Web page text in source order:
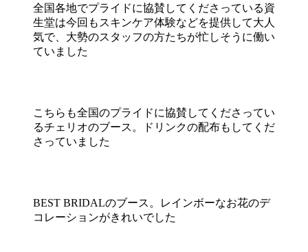
全国各地でプライドに協賛してくださっている資
生堂は今回もスキンケア体験などを提供して大人
気で、大勢のスタッフの方たちが忙しそうに働い
ていました
こちらも全国のプライドに協賛してくださってい
るチェリオのブース。ドリンクの配布もしてくだ
さっていました
BEST BRIDALのブース。レインボーなお花のデ
コレーションがきれいでした